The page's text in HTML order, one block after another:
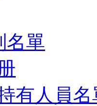
名單
有人員名